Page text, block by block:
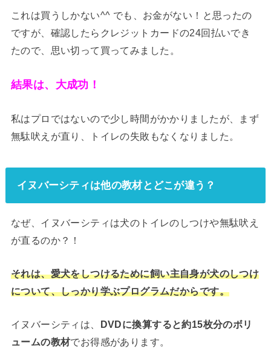
これは買うしかない^^ でも、お金がない！と思ったの
ですが、確認したら クレジットカードの24回払いでき
たので、思い切って買ってみました。
結果は、大成功！
私はプロではないので少し時間がかかりましたが、まず
無駄吠えが直り、トイレの失敗もなくなりました。
イヌバーシティは他の教材とどこが違う？
なぜ、イヌバーシティは犬のトイレのしつけや無駄吠え
が直るのか？！
それは、愛犬をしつけるために飼い主自身が犬のしつけ
について、しっかり学ぶプログラムだからです。
イヌバーシティは、 DVDに換算すると約15枚分のボリ
ュームの教材でお得感があります。